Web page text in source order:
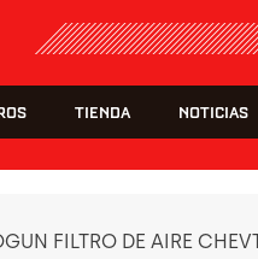
TIENDA NOTICIAS
FILTRO DE AIRE